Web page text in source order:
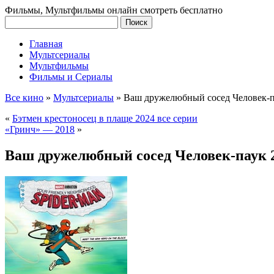
Фильмы, Мультфильмы онлайн смотреть бесплатно
Главная
Мультсериалы
Мультфильмы
Фильмы и Сериалы
Все кино » Мультсериалы » Ваш дружелюбный сосед Человек-
« Бэтмен крестоносец в плаще 2024 все серии
«Гринч» — 2018 »
Ваш дружелюбный сосед Человек-паук